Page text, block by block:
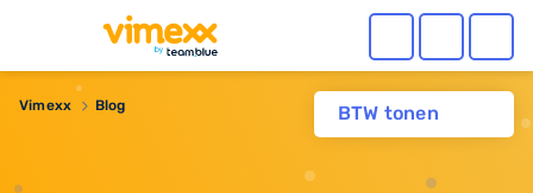
BTW tonen
Vimexx Blog